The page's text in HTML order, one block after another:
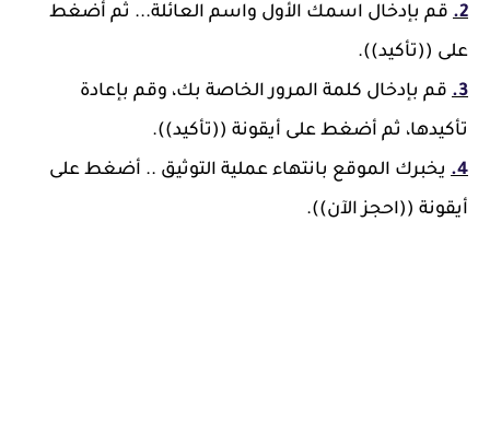
2.
قم بإدخال اسمك الأول واسم العائلة... ثم أضغط
على ((تأكيد)).
3.
قم بإدخال كلمة المرور الخاصة بك، وقم بإعادة
تأكيدها، ثم أضغط على أيقونة ((تأكيد)).
4.
يخبرك الموقع بانتهاء عملية التوثيق .. أضغط على
أيقونة ((احجز الآن)).